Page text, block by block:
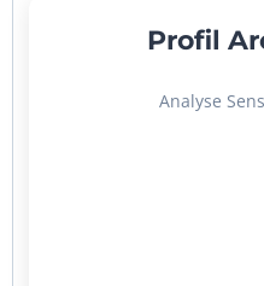
Profil
Analyse